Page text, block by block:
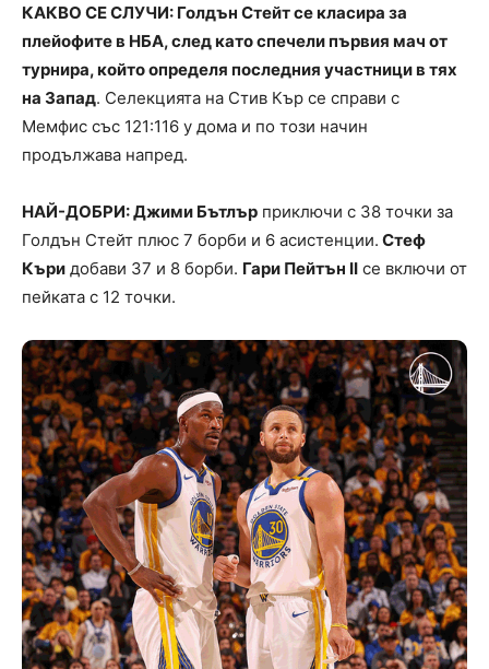
КАКВО СЕ СЛУЧИ: Голдън Стейт се класира за
плейофите в НБА, след като спечели първия мач от
турнира, който определя последния участници в тях
на Запад. Селекцията на Стив Кър се справи с
Мемфис със 121:116 у дома и по този начин
продължава напред.
НАЙ-ДОБРИ: Джими Бътлър приключи с 38 точки за
Голдън Стейт плюс 7 борби и 6 асистенции. Стеф
Къри добави 37 и 8 борби. Гари Пейтън II се включи от
пейката с 12 точки.